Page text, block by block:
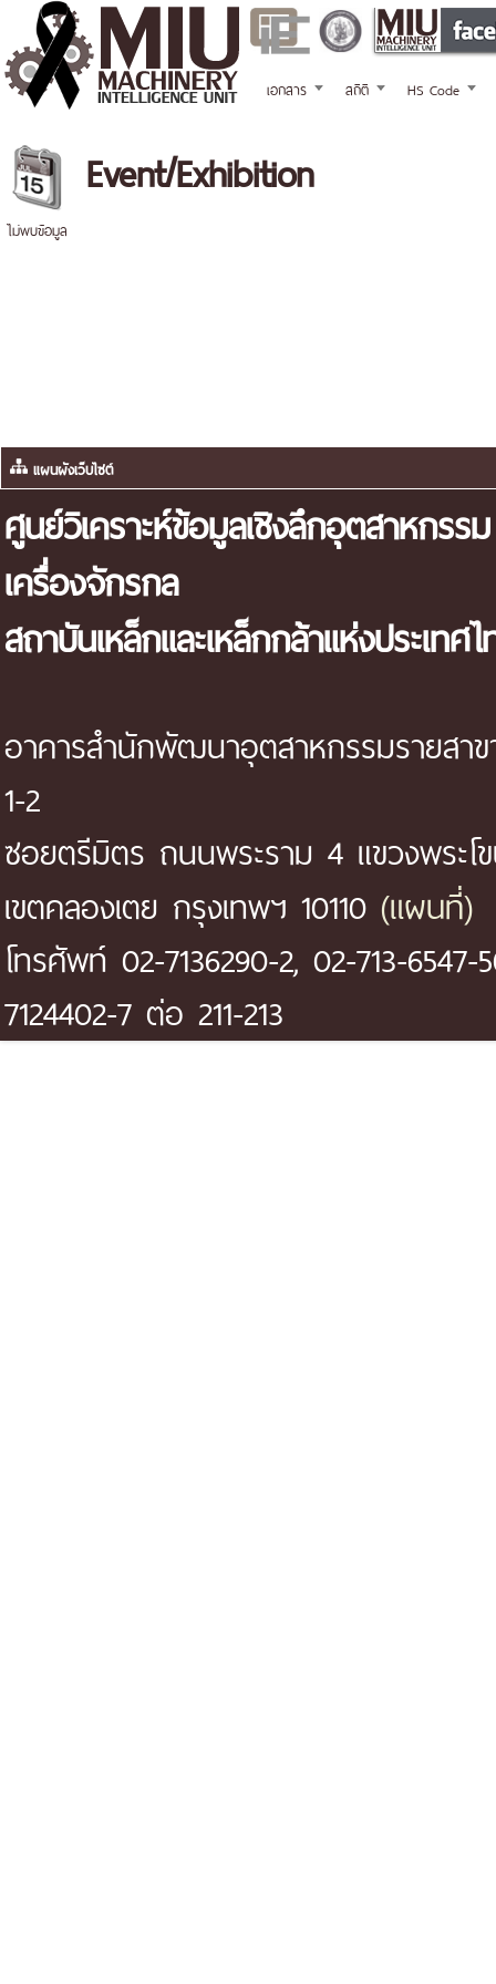
เอกสาร สถิติ HS Code
Event/Exhibition
ไม่พบข้อมูล
แผนผังเว็บไซต์
ศูนย์วิเคราะห์ข้อมูลเชิงลึกอุตสาหกรรม
เครื่องจักรกล
สถาบันเหล็กและเหล็กกล้าแห่งประเทศ
อาคารสำนักพัฒนาอุตสาหกรรมรายสา
1-2
ซอยตรีมิตร ถนนพระราม 4 แขวงพระโ
เขตคลองเตย กรุงเทพฯ 10110 (แผนที่)
โทรศัพท์ 02-7136290-2, 02-713-6547-
7124402-7 ต่อ 211-213